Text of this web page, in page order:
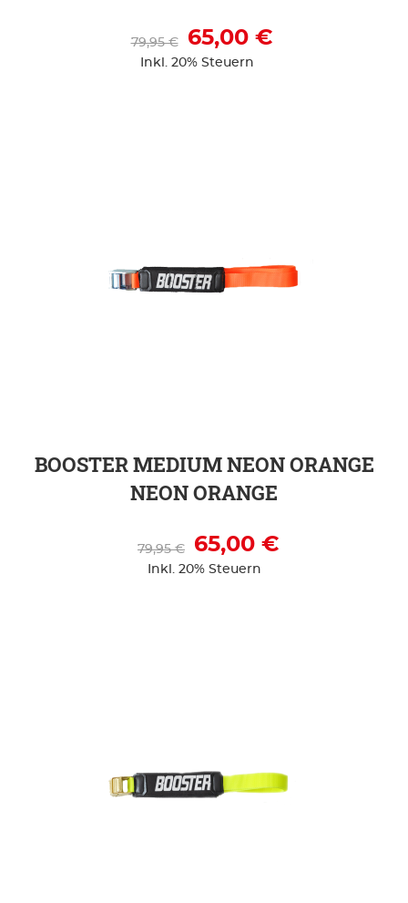
65,00 €
79,95 €
Inkl. 20% Steuern
BOOSTER MEDIUM NEON ORANGE
NEON ORANGE
65,00 €
79,95 €
Inkl. 20% Steuern